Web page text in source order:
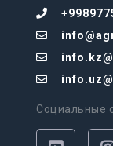
Социальные